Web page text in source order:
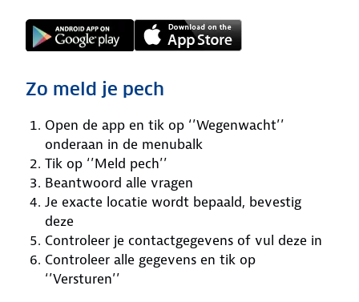
Zo meld je pech
Open de app en tik op ‘’Wegenwacht’’
onderaan in de menubalk
Tik op ‘’Meld pech’’
Beantwoord alle vragen
Je exacte locatie wordt bepaald, bevestig
deze
Controleer je contactgegevens of vul deze in
Controleer alle gegevens en tik op
‘’Versturen’’